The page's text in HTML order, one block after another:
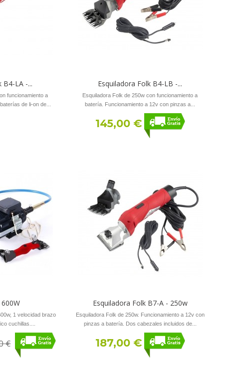
B4-LA -...
funcionamiento a
de li-on de...
Esquiladora Folk B4-LB -...
Esquiladora Folk de 250w con funcionamiento a
batería. Funcionamiento a 12v con pinzas a...
145,00 €
1 velocidad brazo
cuchillas....
€
Esquiladora Folk B7-A - 250w
Esquiladora Folk de 250w. Funcionamiento a 12v con
pinzas a batería. Dos cabezales incluidos de...
187,00 €